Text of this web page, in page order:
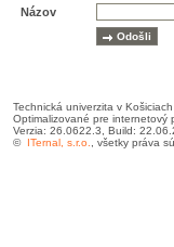
Názov
Technická univerzita v Košiciach
Optimalizované pre internetový
Verzia: 26.0622.3, Build:
© ITernal, s.r.o. , všetky práva